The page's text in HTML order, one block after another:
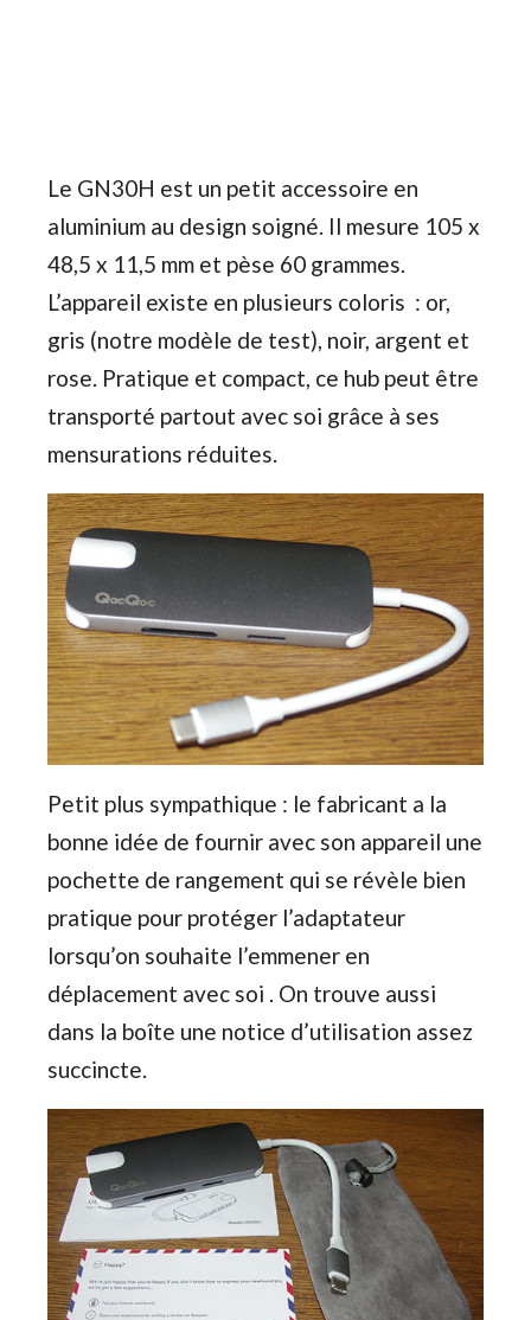
Le GN30H est un petit accessoire en
aluminium au design soigné. Il mesure 105 x
48,5 x 11,5 mm et pèse 60 grammes.
L’appareil existe en plusieurs coloris : or,
gris (notre modèle de test), noir, argent et
rose. Pratique et compact, ce hub peut être
transporté partout avec soi grâce à ses
mensurations réduites.
Petit plus sympathique : le fabricant a la
bonne idée de fournir avec son appareil une
pochette de rangement qui se révèle bien
pratique pour protéger l’adaptateur
lorsqu’on souhaite l’emmener en
déplacement avec soi . On trouve aussi
dans la boîte une notice d’utilisation assez
succincte.